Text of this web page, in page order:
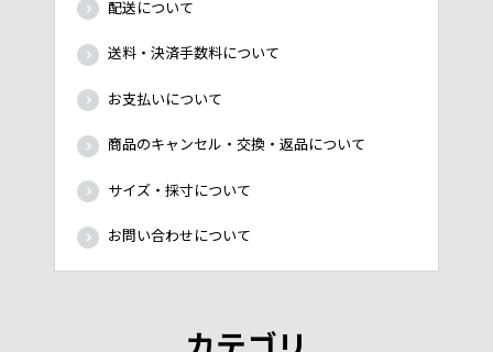
配送について
送料・決済手数料について
お支払いについて
商品のキャンセル・交換・返品について
サイズ・採寸について
お問い合わせについて